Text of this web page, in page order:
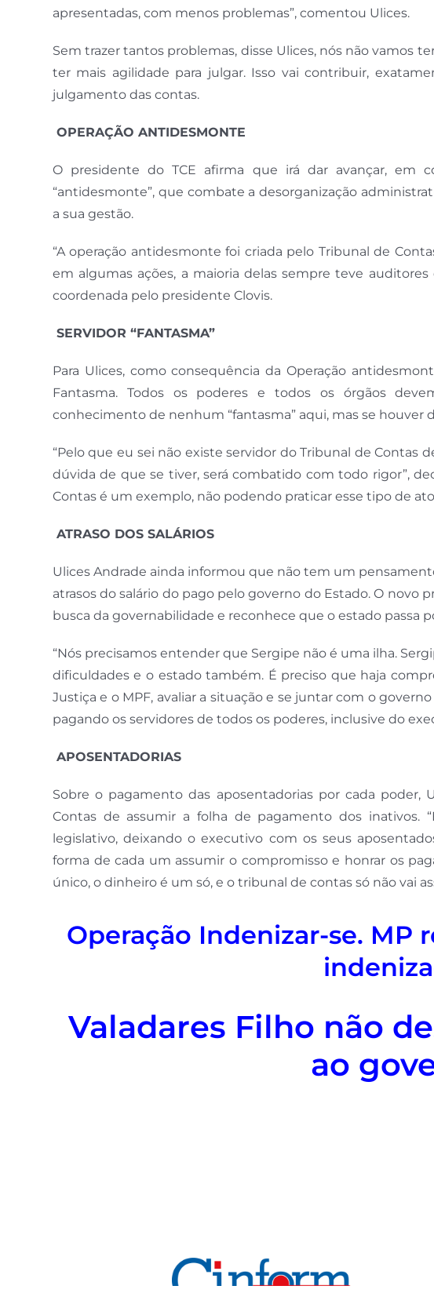
apresentadas, com menos problemas”, comentou Ulices.
Sem trazer tantos problemas, disse Ulices, nós não vamos
ter mais agilidade para julgar. Isso vai contribuir,
julgamento das contas.
OPERAÇÃO ANTIDESMONTE
O presidente do TCE afirma que irá dar avançar, em
“antidesmonte”, que combate a desorganização
a sua gestão.
“A operação antidesmonte foi criada pelo Tribunal de
em algumas ações, a maioria delas sempre teve
coordenada pelo presidente Clovis.
SERVIDOR “FANTASMA”
Para Ulices, como consequência da Operação
Fantasma. Todos os poderes e todos os órgãos
conhecimento de nenhum “fantasma” aqui, mas se houver
“Pelo que eu sei não existe servidor do Tribunal de Contas
dúvida de que se tiver, será combatido com todo rigor”,
Contas é um exemplo, não podendo praticar esse tipo de
ATRASO DOS SALÁRIOS
Ulices Andrade ainda informou que não tem um
atrasos do salário do pago pelo governo do Estado. O novo
busca da governabilidade e reconhece que o estado passa
“Nós precisamos entender que Sergipe não é uma ilha.
dificuldades e o estado também. É preciso que haja
Justiça e o MPF, avaliar a situação e se juntar com o
pagando os servidores de todos os poderes, inclusive do
APOSENTADORIAS
Sobre o pagamento das aposentadorias por cada poder,
Contas de assumir a folha de pagamento dos inativos.
legislativo, deixando o executivo com os seus
forma de cada um assumir o compromisso e honrar os
único, o dinheiro é um só, e o tribunal de contas só não vai
Operação Indenizar-se. MP
Valadares Filho não
ao